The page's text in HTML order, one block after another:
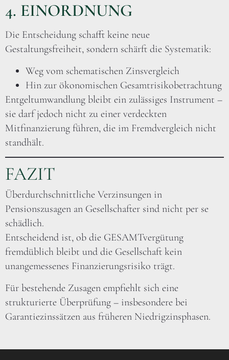
4. EINORDNUNG
Die Entscheidung schafft keine neue
Gestaltungsfreiheit, sondern schärft die Systematik:
Weg vom schematischen Zinsvergleich
Hin zur ökonomischen Gesamtrisikobetrachtung
Entgeltumwandlung bleibt ein zulässiges Instrument –
sie darf jedoch nicht zu einer verdeckten
Mitfinanzierung führen, die im Fremdvergleich nicht
standhält.
FAZIT
Überdurchschnittliche Verzinsungen in
Pensionszusagen an Gesellschafter sind nicht per se
schädlich.
Entscheidend ist, ob die GESAMTvergütung
fremdüblich bleibt und die Gesellschaft kein
unangemessenes Finanzierungsrisiko trägt.
Für bestehende Zusagen empfiehlt sich eine
strukturierte Überprüfung – insbesondere bei
Garantiezinssätzen aus früheren Niedrigzinsphasen.